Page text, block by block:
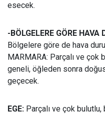
esecek.
-BÖLGELERE GÖRE HAVA
Bölgelere göre de hava
MARMARA: Parçalı ve
geneli, öğleden sonra
geçecek.
EGE: Parçalı ve çok